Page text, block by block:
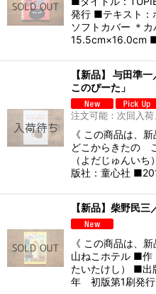
発行 ■テキスト：
ソフトカバー ＊
15.5cm×16.0cm
【新品】 与田準
このぴーた」
注文可能：次回入荷
《 この商品は、
どこからきたの
（よだじゅんい
版社：童心社
【新品】柴野民三
《 この商品は、
山ねこホテル ■
たいたけし） ■
年 初版第1刷発